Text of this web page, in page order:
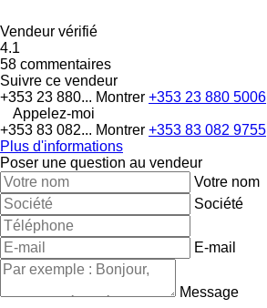
Vendeur vérifié
4.1
58 commentaires
Suivre ce vendeur
+353 23 880... Montrer +353 23 880 5006
Appelez-moi
+353 83 082... Montrer +353 83 082 9755
Plus d'informations
Poser une question au vendeur
Votre nom
Société
E-mail
Message